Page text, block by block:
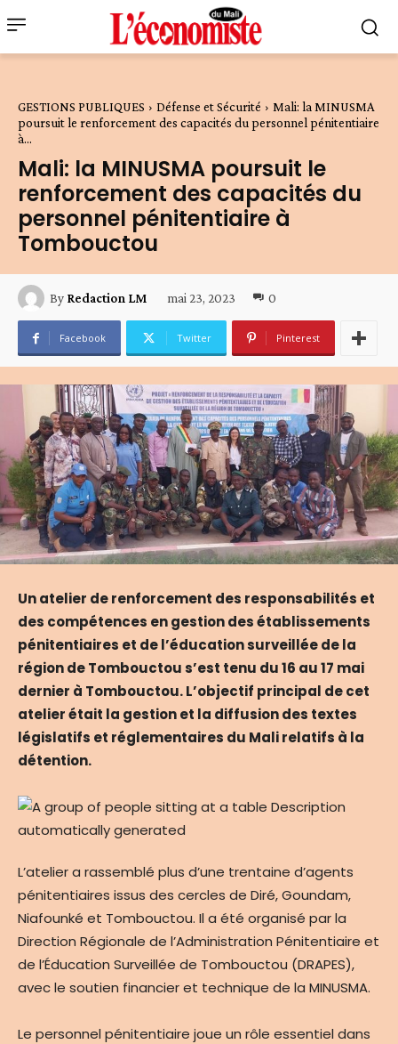
GESTIONS PUBLIQUES Défense et Sécurité
Mali: la MINUSMA
poursuit le renforcement des capacités du personnel pénitentiaire
à...
Mali: la MINUSMA poursuit le
renforcement des capacités du
personnel pénitentiaire à
Tombouctou
By Redaction LM mai 23, 2023 0
Facebook Twitter Pinterest
Un atelier de renforcement des responsabilités et
des compétences en gestion des établissements
pénitentiaires et de l’éducation surveillée de la
région de Tombouctou s’est tenu du 16 au 17 mai
dernier à Tombouctou. L’objectif principal de cet
atelier était la gestion et la diffusion des textes
législatifs et réglementaires du Mali relatifs à la
détention.
L’atelier a rassemblé plus d’une trentaine d’agents
pénitentiaires issus des cercles de Diré, Goundam,
Niafounké et Tombouctou. Il a été organisé par la
Direction Régionale de l’Administration Pénitentiaire et
de l’Éducation Surveillée de Tombouctou (DRAPES),
avec le soutien financier et technique de la MINUSMA.
Le personnel pénitentiaire joue un rôle essentiel dans